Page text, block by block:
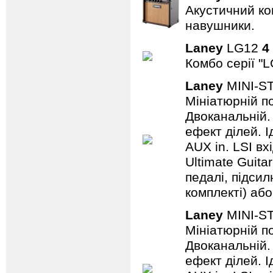
Акустичний
навушники.
Laney LG12 4
Комбо серії
Laney MINI-
Мініатюрній
ефект ділей.
AUX in. LSI
Ultimate Guitar
педалі,
комплекті)
Laney MINI-
Мініатюрній
ефект ділей.